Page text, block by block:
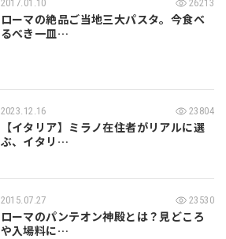
2017.01.10 26213
ローマの絶品ご当地三大パスタ。今食べ
るべき一皿…
2023.12.16 23804
【イタリア】ミラノ在住者がリアルに選
ぶ、イタリ…
2015.07.27 23530
ローマのパンテオン神殿とは？見どころ
や入場料に…